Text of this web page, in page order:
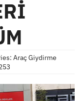
Araç Giydirme